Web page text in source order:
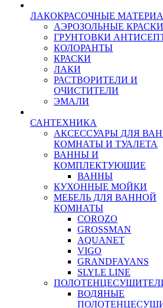
ЛАКОКРАСОЧНЫЕ
АЭРОЗОЛЬНЫЕ КРАСКИ
ГРУНТОВКИ
КОЛОРАНТЫ
КРАСКИ
ЛАКИ
РАСТВОРИТЕЛИ И
ОЧИСТИТЕЛИ
ЭМАЛИ
САНТЕХНИКА
АКСЕССУАРЫ ДЛЯ
КОМНАТЫ И ТУАЛЕТА
ВАННЫ И
КОМПЛЕКТУЮЩИЕ
ВАННЫ
КУХОННЫЕ МОЙКИ
МЕБЕЛЬ ДЛЯ ВАННОЙ
КОМНАТЫ
COROZO
GROSSMAN
AQUANET
VIGO
GRANDFAYANS
SLYLE LINE
ВОДЯНЫЕ